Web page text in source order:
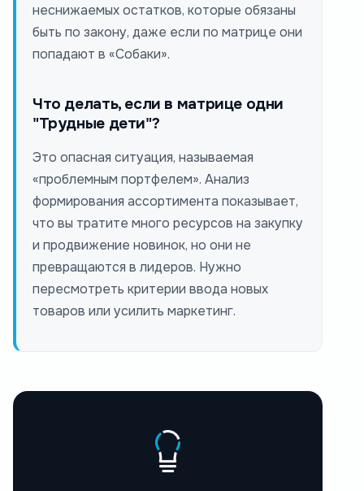
неснижаемых остатков, которые обязаны
быть по закону, даже если по матрице они
попадают в «Собаки».
Что делать, если в матрице одни
"Трудные дети"?
Это опасная ситуация, называемая
«проблемным портфелем». Анализ
формирования ассортимента показывает,
что вы тратите много ресурсов на закупку
и продвижение новинок, но они не
превращаются в лидеров. Нужно
пересмотреть критерии ввода новых
товаров или усилить маркетинг.